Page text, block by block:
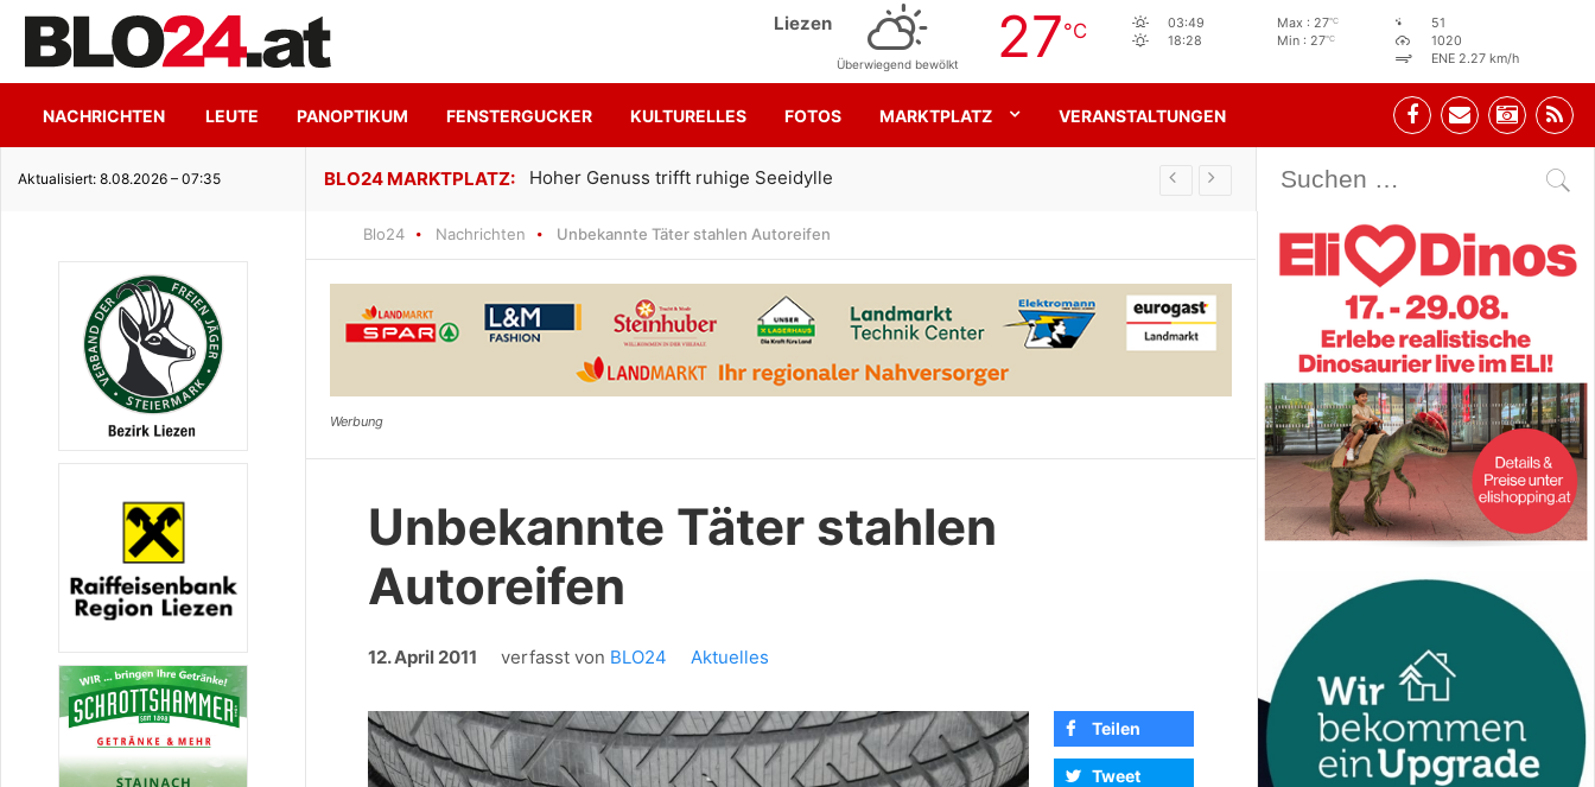
Liezen
Überwiegend bewölkt 27°C
03:49
18:28
Max : 27°C
Min : 27°C
51
1020
ENE 2.27 km/h
NACHRICHTEN LEUTE PANOPTIKUM FENSTERGUCKER KULTURELLES FOTOS MARKTPLATZ VERANSTALTUNGEN
Aktualisiert: 8.08.2026 – 07:35
Seeidylle Gemeinsam für den SK Sturm Stehbeisl Stainach Öffnungszeiten
Blo24 Nachrichten Unbekannte Täter stahlen Autoreifen
Unbekannte Täter stahlen
Autoreifen
12. April 2011 verfasst von BLO24 Aktuelles
Teilen
Tweet